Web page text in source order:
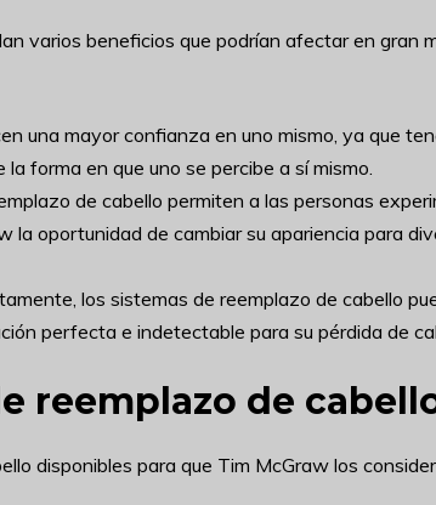
varios beneficios que podrían afectar en gran
una mayor confianza en uno mismo, ya que
forma en que uno se percibe a sí mismo.
de cabello permiten a las personas
la oportunidad de cambiar su apariencia para
los sistemas de reemplazo de cabello
perfecta e indetectable para su pérdida de
reemplazo de
disponibles para que Tim McGraw los